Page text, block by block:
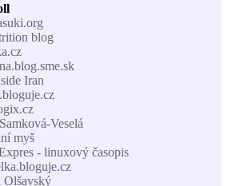
blog
Iran
Veselá
myš
- linuxový časopis
Olšavský